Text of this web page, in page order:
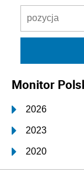
Monitor
2026
2023
2020
2017